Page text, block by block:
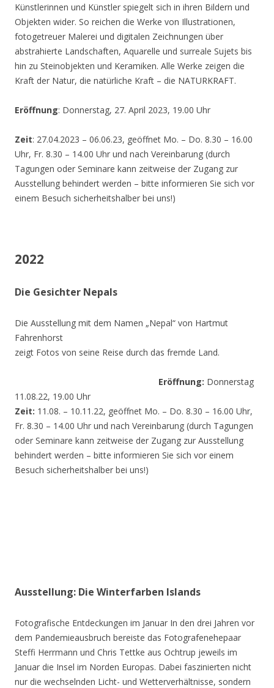
Künstlerinnen und Künstler spiegelt sich in ihren Bildern und
Objekten wider. So reichen die Werke von Illustrationen,
fotogetreuer Malerei und digitalen Zeichnungen über
abstrahierte Landschaften, Aquarelle und surreale Sujets bis
hin zu Steinobjekten und Keramiken. Alle Werke zeigen die
Kraft der Natur, die natürliche Kraft – die NATURKRAFT.
Eröffnung: Donnerstag, 27. April 2023, 19.00 Uhr
Zeit: 27.04.2023 – 06.06.23, geöffnet Mo. – Do. 8.30 – 16.00
Uhr, Fr. 8.30 – 14.00 Uhr und nach Vereinbarung (durch
Tagungen oder Seminare kann zeitweise der Zugang zur
Ausstellung behindert werden – bitte informieren Sie sich vor
einem Besuch sicherheitshalber bei uns!)
2022
Die Gesichter Nepals
Die Ausstellung mit dem Namen „Nepal“ von Hartmut
Fahrenhorst
zeigt Fotos von seine Reise durch das fremde Land.
Eröffnung: Donnerstag
11.08.22, 19.00 Uhr
Zeit: 11.08. – 10.11.22, geöffnet Mo. – Do. 8.30 – 16.00 Uhr,
Fr. 8.30 – 14.00 Uhr und nach Vereinbarung (durch Tagungen
oder Seminare kann zeitweise der Zugang zur Ausstellung
behindert werden – bitte informieren Sie sich vor einem
Besuch sicherheitshalber bei uns!)
Ausstellung: Die Winterfarben Islands
Fotografische Entdeckungen im Januar In den drei Jahren vor
dem Pandemieausbruch bereiste das Fotografenehepaar
Steffi Herrmann und Chris Tettke aus Ochtrup jeweils im
Januar die Insel im Norden Europas. Dabei faszinierten nicht
nur die wechselnden Licht- und Wetterverhältnisse, sondern